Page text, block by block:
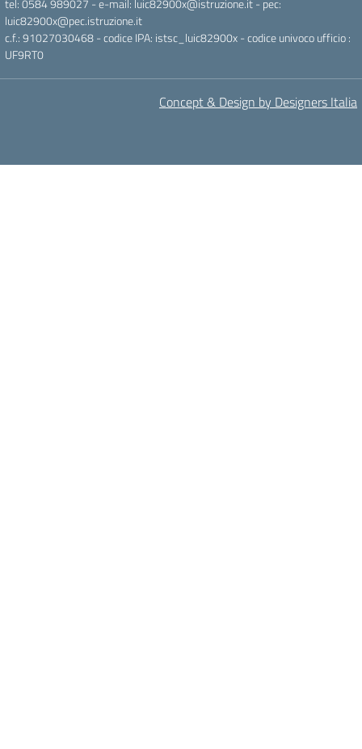
tel: 0584 989027 - e-mail: luic82900x@istruzione.it - pec:
luic82900x@pec.istruzione.it
c.f.: 91027030468 - codice IPA: istsc_luic82900x - codice univoco ufficio :
UF9RT0
Concept & Design by Designers Italia